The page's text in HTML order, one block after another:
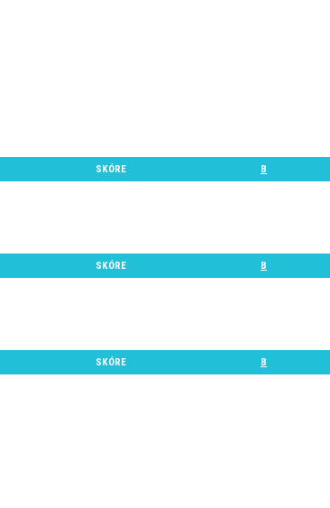
SKÓRE B
SKÓRE B
SKÓRE B